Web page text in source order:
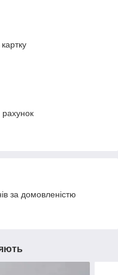
рахунок
за домовленістю